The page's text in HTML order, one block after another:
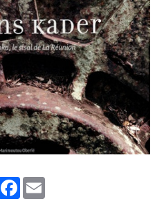
Facebook
Email